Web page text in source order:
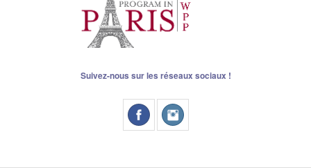
Suivez-nous sur les réseaux sociaux !